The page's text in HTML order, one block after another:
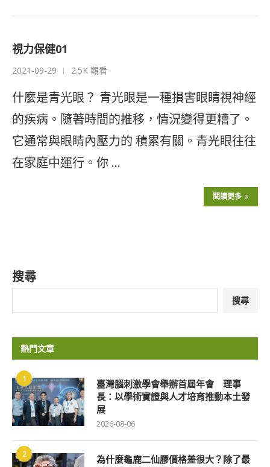
視力保健01
2021-09-29 2.5K 觀看
什麼是青光眼？ 青光眼是一種損害眼睛視神經
的疾病。隨著時間的推移，情況變得更糟了。
它通常與眼睛內壓力的 積累有關。青光眼往往
在家庭中運行。你 …
閱讀更多
搜尋
搜尋
熱門文章
1
臺灣腦刺激學會舉辦首屆年會 理事
長：以學術實證與人才培育推動本土發
展
2026-08-06
2
為什麼龜鹿二仙膠價格差很大？除了最